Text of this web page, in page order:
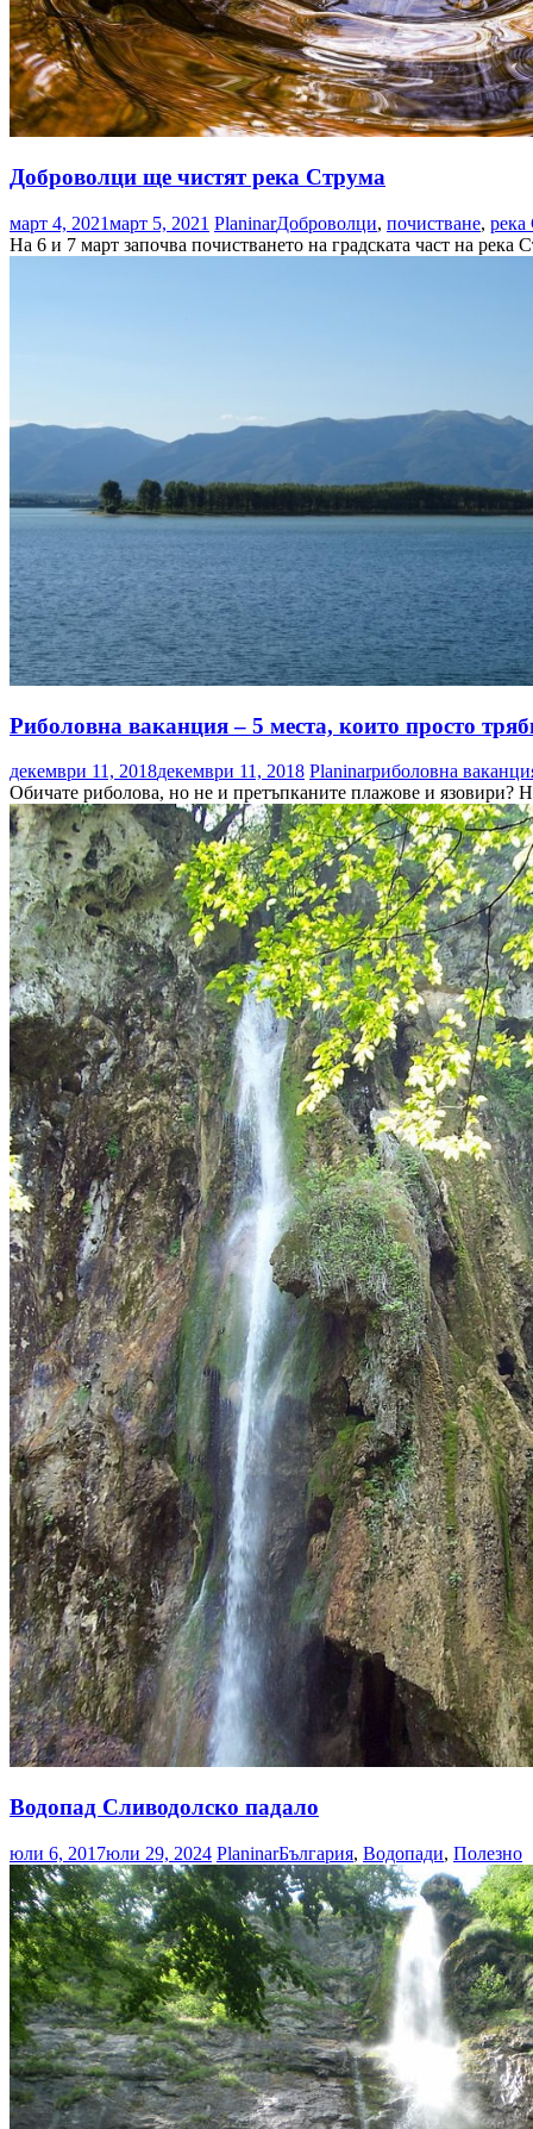
Доброволци ще чистят река Струма
март 4, 2021март 5, 2021 PlaninarДоброволци, почистване, река
На 6 и 7 март започва почистването на градската част на
Риболовна ваканция – 5 места, които просто
декември 11, 2018декември 11, 2018 Planinarриболовна
Обичате риболова, но не и претъпканите плажове и язовири?
Водопад Сливодолско падало
юли 6, 2017юли 29, 2024 PlaninarБългария, Водопади, Полезно